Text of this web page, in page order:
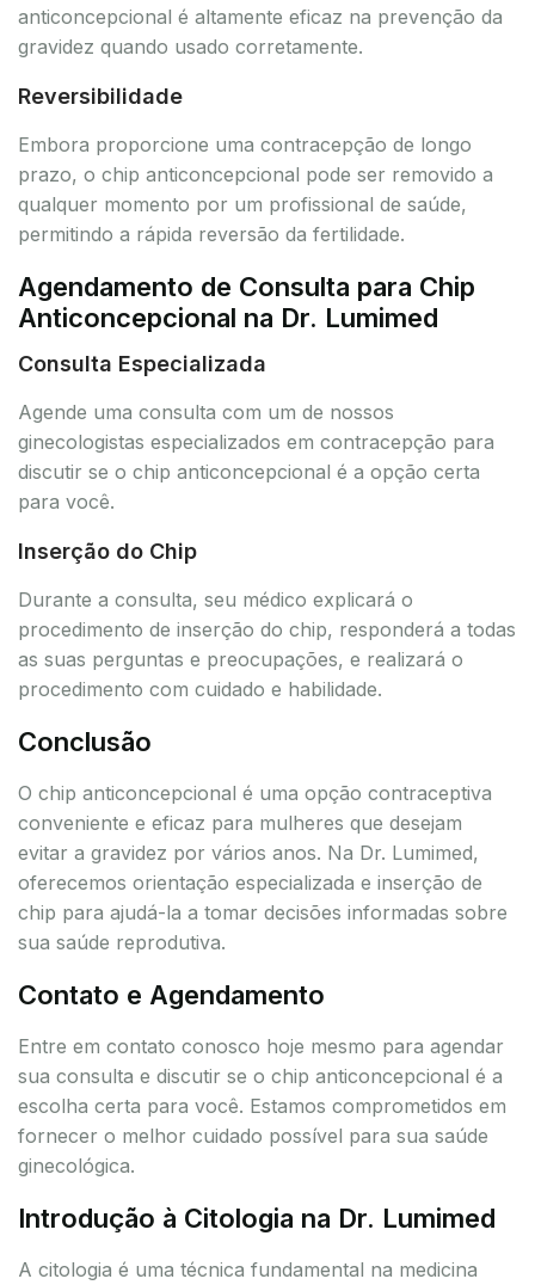
anticoncepcional é altamente eficaz na prevenção da
gravidez quando usado corretamente.
Reversibilidade
Embora proporcione uma contracepção de longo
prazo, o chip anticoncepcional pode ser removido a
qualquer momento por um profissional de saúde,
permitindo a rápida reversão da fertilidade.
Agendamento de Consulta para Chip
Anticoncepcional na Dr. Lumimed
Consulta Especializada
Agende uma consulta com um de nossos
ginecologistas especializados em contracepção para
discutir se o chip anticoncepcional é a opção certa
para você.
Inserção do Chip
Durante a consulta, seu médico explicará o
procedimento de inserção do chip, responderá a todas
as suas perguntas e preocupações, e realizará o
procedimento com cuidado e habilidade.
Conclusão
O chip anticoncepcional é uma opção contraceptiva
conveniente e eficaz para mulheres que desejam
evitar a gravidez por vários anos. Na Dr. Lumimed,
oferecemos orientação especializada e inserção de
chip para ajudá-la a tomar decisões informadas sobre
sua saúde reprodutiva.
Contato e Agendamento
Entre em contato conosco hoje mesmo para agendar
sua consulta e discutir se o chip anticoncepcional é a
escolha certa para você. Estamos comprometidos em
fornecer o melhor cuidado possível para sua saúde
ginecológica.
Introdução à Citologia na Dr. Lumimed
A citologia é uma técnica fundamental na medicina